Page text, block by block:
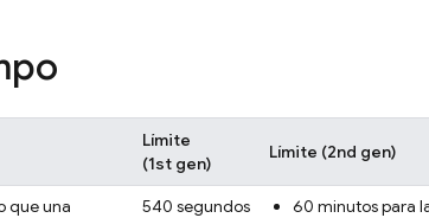
Límite
(1st gen)
Límite (2nd gen)
que una
540 segundos
60 minutos para